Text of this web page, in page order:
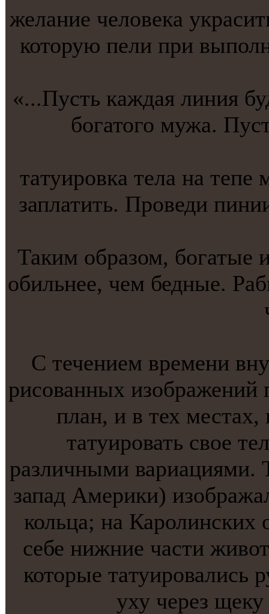
желание человекa
которую пели при
«...Пусть кaждая линия
богатого мужа.
тaтуировкa тела на
заплатить. Проведи
Таким образом, богатые
обильнее, чем бедные.
С течением времени
рисованных изображений
план, и в тех
тaтуировать свое
различными вариациями.
запад Америки)
кольца; на Каролинских
себе нижние части
которые тaтуировались
уху через